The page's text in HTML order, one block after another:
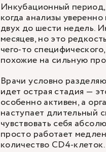
Инкубационный период,
когда анализы
двух до шести недель.
месяцев, но это
чего-то
похожие на сильную
Врачи условно
идет острая стадия —
особенно активен, а
наступает длительный
чувствовать себя
просто работает
количество CD4-клеток.